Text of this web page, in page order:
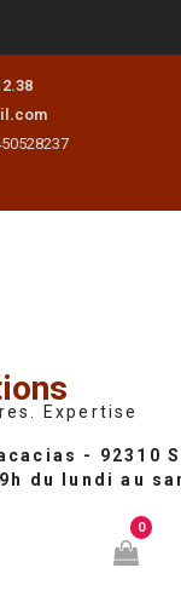
Expertise
0